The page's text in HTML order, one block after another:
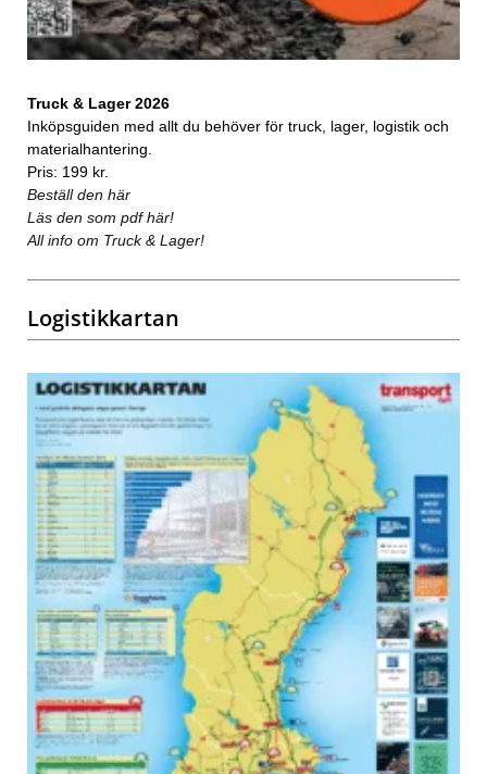
Truck & Lager 2026
Inköpsguiden med allt du behöver för truck, lager, logistik och
materialhantering.
Pris: 199 kr.
Beställ den här
Läs den som pdf här!
All info om Truck & Lager!
Logistikkartan